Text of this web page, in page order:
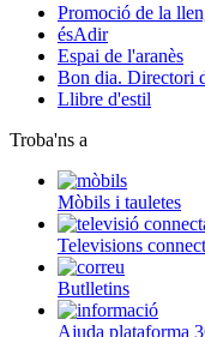
Promoció de la
ésAdir
Espai de l'aranès
Bon dia. Directori
Llibre d'estil
Troba'ns a
Mòbils i tauletes
Televisions
Butlletins
Ajuda plataforma